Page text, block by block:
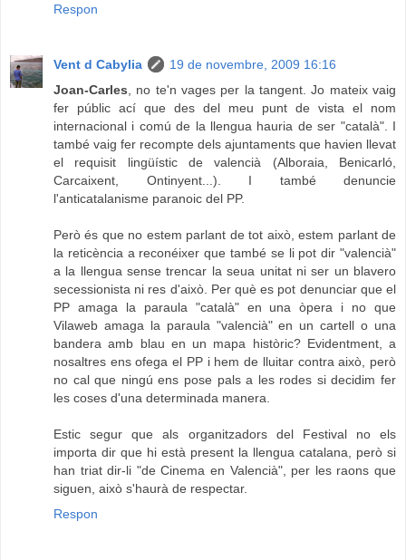
Respon
Vent d Cabylia
19 de novembre, 2009 16:16
Joan-Carles, no te'n vages per la tangent. Jo mateix vaig
fer públic ací que des del meu punt de vista el nom
internacional i comú de la llengua hauria de ser "català". I
també vaig fer recompte dels ajuntaments que havien llevat
el requisit lingüístic de valencià (Alboraia, Benicarló,
Carcaixent, Ontinyent...). I també denuncie
l'anticatalanisme paranoic del PP.
Però és que no estem parlant de tot això, estem parlant de
la reticència a reconéixer que també se li pot dir "valencià"
a la llengua sense trencar la seua unitat ni ser un blavero
secessionista ni res d'això. Per què es pot denunciar que el
PP amaga la paraula "català" en una òpera i no que
Vilaweb amaga la paraula "valencià" en un cartell o una
bandera amb blau en un mapa històric? Evidentment, a
nosaltres ens ofega el PP i hem de lluitar contra això, però
no cal que ningú ens pose pals a les rodes si decidim fer
les coses d'una determinada manera.
Estic segur que als organitzadors del Festival no els
importa dir que hi està present la llengua catalana, però si
han triat dir-li "de Cinema en Valencià", per les raons que
siguen, això s'haurà de respectar.
Respon